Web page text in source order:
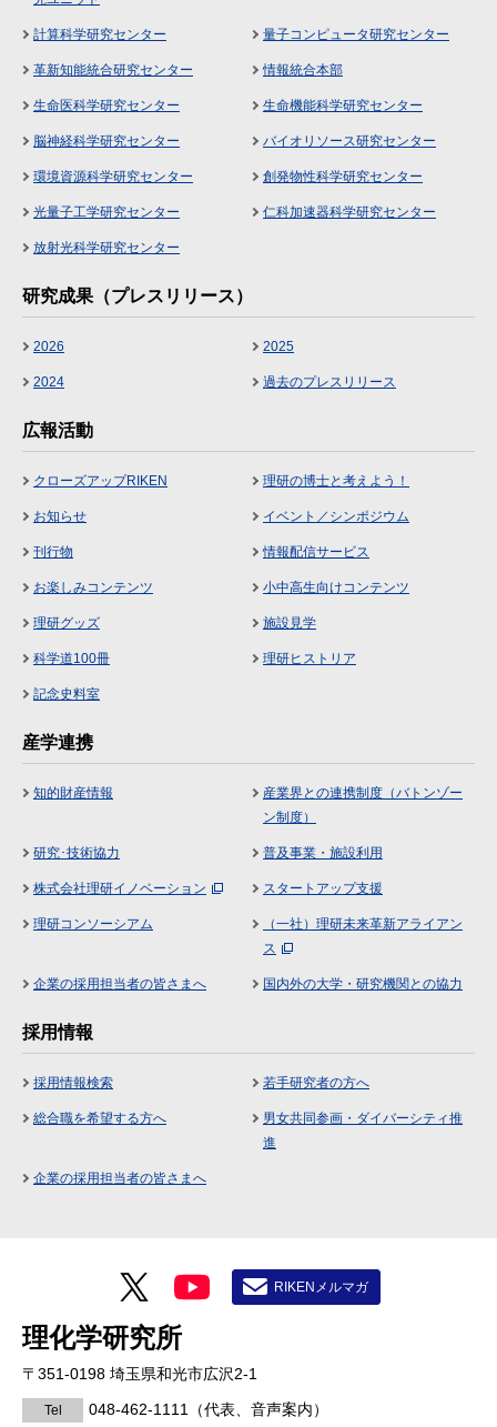
計算科学研究センター 量子コンピュータ研究センター
革新知能統合研究センター 情報統合本部
生命医科学研究センター 生命機能科学研究センター
脳神経科学研究センター バイオリソース研究センター
環境資源科学研究センター 創発物性科学研究センター
光量子工学研究センター 仁科加速器科学研究センター
放射光科学研究センター
研究成果（プレスリリース）
2026 2025
2024 過去のプレスリリース
広報活動
クローズアップRIKEN 理研の博士と考えよう！
お知らせ イベント／シンポジウム
刊行物 情報配信サービス
お楽しみコンテンツ 小中高生向けコンテンツ
理研グッズ 施設見学
科学道100冊 理研ヒストリア
記念史料室
産学連携
知的財産情報
産業界との連携制度（バトンゾー
ン制度）
研究･技術協力 普及事業・施設利用
株式会社理研イノベーション スタートアップ支援
理研コンソーシアム
（一社）理研未来革新アライアン
ス
企業の採用担当者の皆さまへ 国内外の大学・研究機関との協力
採用情報
採用情報検索 若手研究者の方へ
総合職を希望する方へ
男女共同参画・ダイバーシティ推
進
企業の採用担当者の皆さまへ
理化学研究所
〒351-0198 埼玉県和光市広沢2-1
Tel 048-462-1111 （代表、音声案内）
RIKENメルマガ